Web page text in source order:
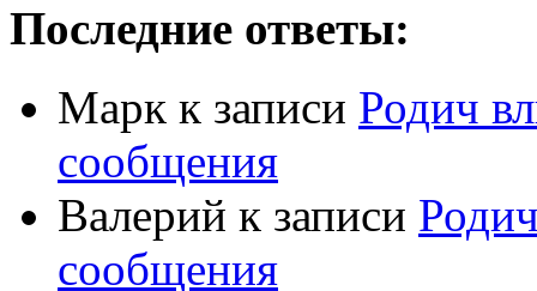
Последние ответы:
Марк к записи Родич
сообщения
Валерий к записи
сообщения